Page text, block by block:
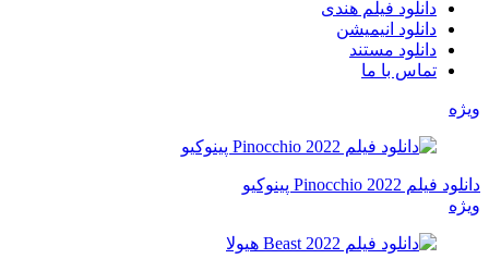
دانلود فیلم هندی
دانلود انیمیشن
دانلود مستند
تماس با ما
ویژه
دانلود فیلم Pinocchio 2022 پینوکیو
ویژه